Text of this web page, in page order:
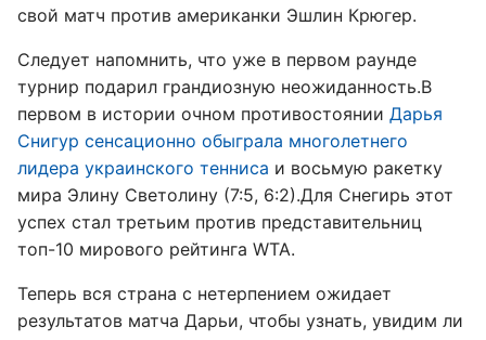
свой матч против американки Эшлин Крюгер.
Следует напомнить, что уже в первом раунде
турнир подарил грандиозную неожиданность.В
первом в истории очном противостоянии Дарья
Снигур сенсационно обыграла многолетнего
лидера украинского тенниса и восьмую ракетку
мира Элину Светолину (7:5, 6:2).Для Снегирь этот
успех стал третьим против представительниц
топ-10 мирового рейтинга WTA.
Теперь вся страна с нетерпением ожидает
результатов матча Дарьи, чтобы узнать, увидим ли